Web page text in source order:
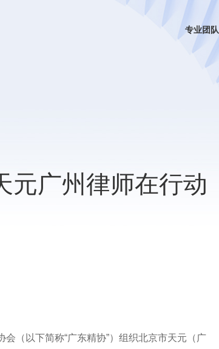
专业团队
元广州律师在行动
（以下简称“广东精协”）组织北京市天元（广